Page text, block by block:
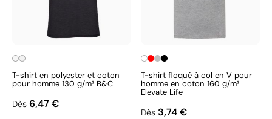
T-shirt en polyester et coton
pour homme 130 g/m² B&C
Dès 6,47 €
T-shirt floqué à col en V pour
homme en coton 160 g/m²
Elevate Life
Dès 3,74 €